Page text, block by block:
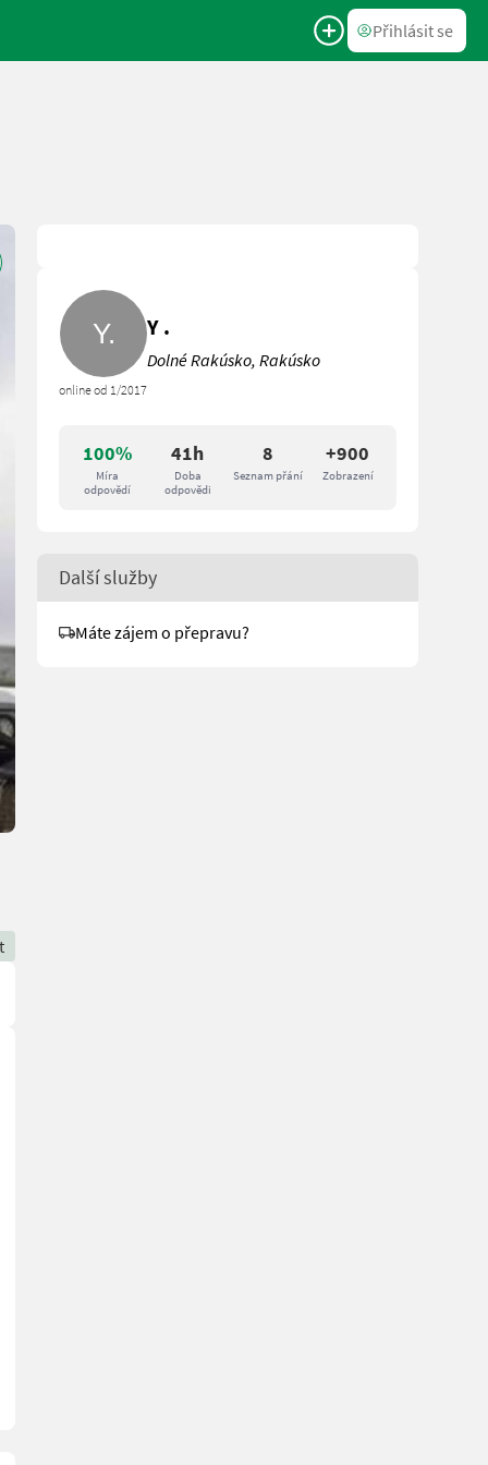
Přihlásit se
100%
Míra
odpovědí
41h
Doba
odpovědi
8
Seznam přání
+900
Zobrazení
online od 1/2017
Y .
Dolné Rakúsko, Rakúsko
Další služby
Máte zájem o přepravu?